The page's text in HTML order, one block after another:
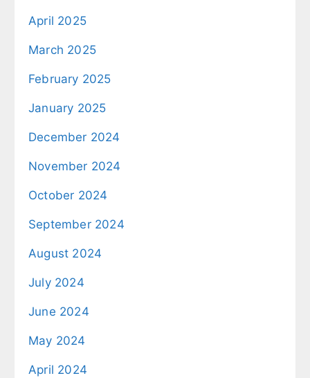
April 2025
March 2025
February 2025
January 2025
December 2024
November 2024
October 2024
September 2024
August 2024
July 2024
June 2024
May 2024
April 2024